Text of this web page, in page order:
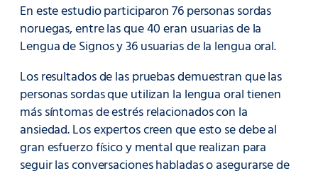
En este estudio participaron 76 personas sordas
noruegas, entre las que 40 eran usuarias de la
Lengua de Signos y 36 usuarias de la lengua oral.
Los resultados de las pruebas demuestran que las
personas sordas que utilizan la lengua oral tienen
más síntomas de estrés relacionados con la
ansiedad. Los expertos creen que esto se debe al
gran esfuerzo físico y mental que realizan para
seguir las conversaciones habladas o asegurarse de